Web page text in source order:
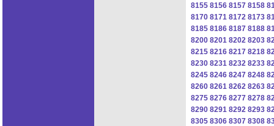
8155 8156 8157 8158
8170 8171 8172 8173
8185 8186 8187 8188
8200 8201 8202 8203
8215 8216 8217 8218
8230 8231 8232 8233
8245 8246 8247 8248
8260 8261 8262 8263
8275 8276 8277 8278
8290 8291 8292 8293
8305 8306 8307 8308